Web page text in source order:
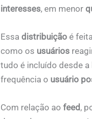
interesses, em menor
Essa distribuição é
como os usuários
tudo é incluído desde a
frequência o usuário
Com relação ao feed ,